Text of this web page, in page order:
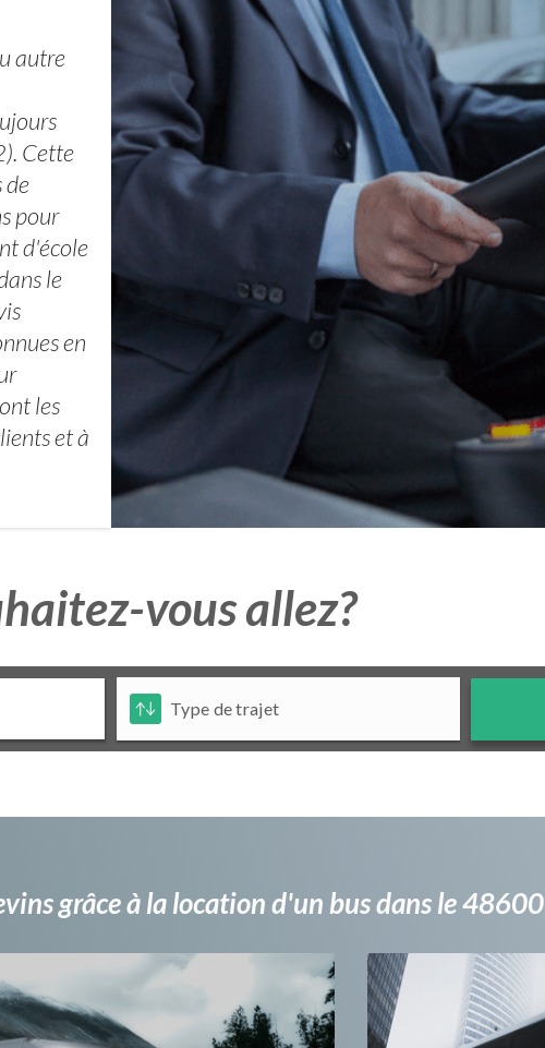
autre
Cette
de
pour
d'école
le
en
les
et à
vous allez?
grâce à la location d'un bus dans le 48600